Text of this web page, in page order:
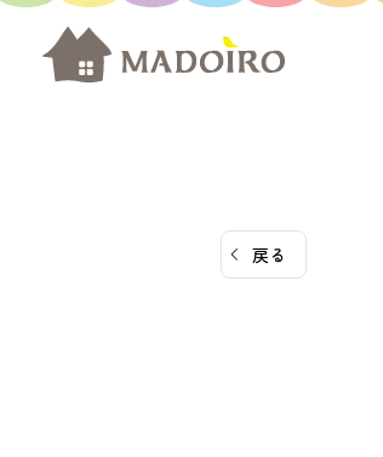
コ
戻る